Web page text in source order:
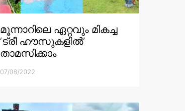
മൂന്നാറിലെ ഏറ്റവും മികച്ച
‘ട്രീ ഹൗസുകളിൽ’
താമസിക്കാം
07/08/2022